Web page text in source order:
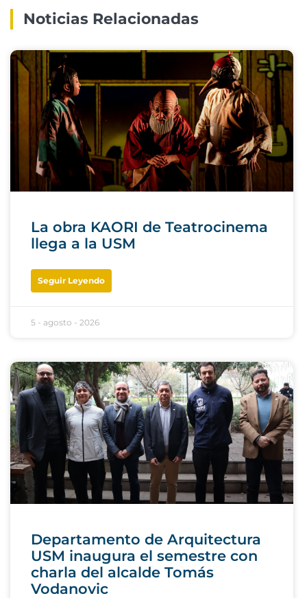
Noticias Relacionadas
La obra KAORI de Teatrocinema
llega a la USM
Seguir Leyendo
5 - agosto - 2026
Departamento de Arquitectura
USM inaugura el semestre con
charla del alcalde Tomás
Vodanovic